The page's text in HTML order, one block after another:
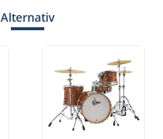
Alternativ